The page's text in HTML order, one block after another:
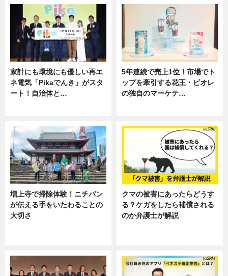
家計にも環境にも優しい再エ
ネ電気「Pikaでんき」がスタ
ート！自治体と…
5年連続で売上1位！市場でト
ップを牽引する花王・ビオレ
の独自のマーケテ…
増上寺で掃除体験！ニチバン
が伝える手をいたわることの
大切さ
クマの被害にあったらどうす
る？ケガをしたら補償される
のか弁護士が解説